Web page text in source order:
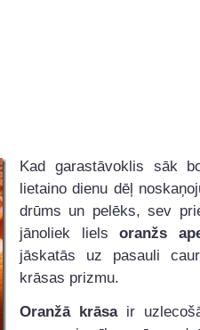
Kad garastāvoklis sāk
lietaino dienu dēļ
drūms un pelēks, sev
jānoliek liels oranžs
jāskatās uz pasauli
krāsas prizmu.
Oranžā krāsair